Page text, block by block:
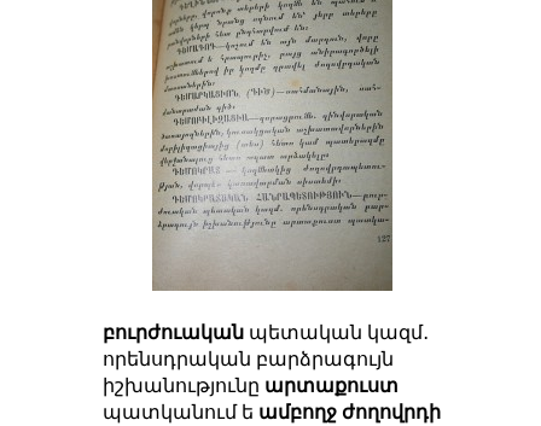
բուրժուականպետական կազմ․
որենսդրական բարձրագույն
իշխանությունը արտաքուստ
պատկանում ե ամբողջ ժողովրդի